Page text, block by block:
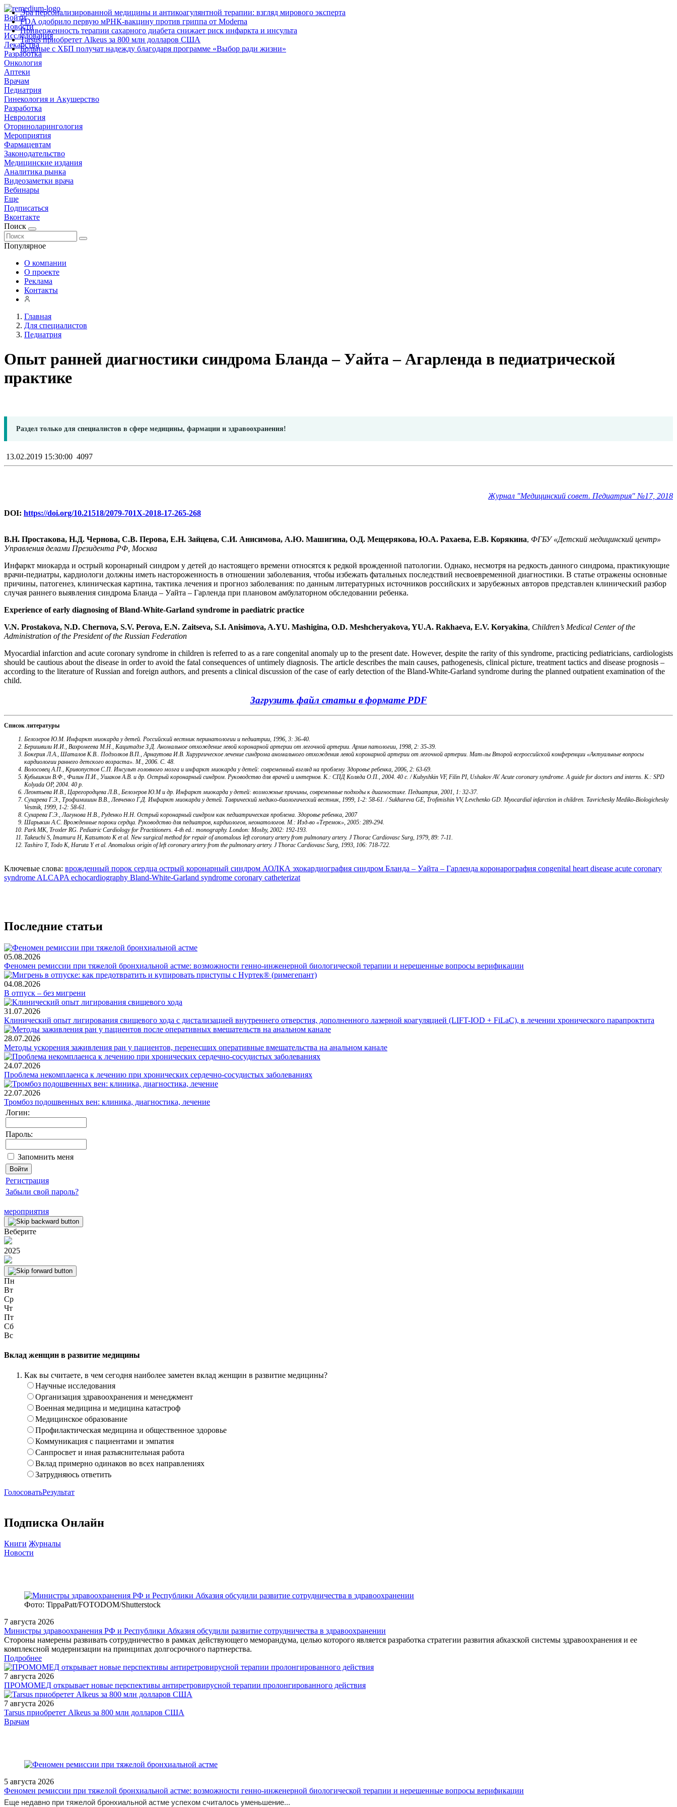
Войти
Новости
Исследования
Лекарства
Разработка
Онкология
Аптеки
Врачам
Педиатрия
Гинекология и Акушерство
Разработка
Неврология
Оториноларингология
Мероприятия
Фармацевтам
Законодательство
Медицинские издания
Аналитика рынка
Видеозаметки врача
Вебинары
Еще
Подписаться
Вконтакте
Поиск
Популярное
Эра персонализированной медицины и антикоагулянтной терапии: взгляд мирового эксперта
FDA одобрило первую мРНК‑вакцину против гриппа от Moderna
Приверженность терапии сахарного диабета снижает риск инфаркта и инсульта
Tarsus приобретет Alkeus за 800 млн долларов США
Больные с ХБП получат надежду благодаря программе «Выбор ради жизни»
О компании
О проекте
Реклама
Контакты
Главная
Для специалистов
Педиатрия
Опыт ранней диагностики синдрома Бланда – Уайта – Агарленда в педиатрической
практике
Раздел только для специалистов в сфере медицины, фармации и здравоохранения!
13.02.2019 15:30:00 4097
Журнал "Медицинский совет. Педиатрия" №17, 2018
DOI: https://doi.org/10.21518/2079-701X-2018-17-265-268
В.Н. Простакова, Н.Д. Чернова, С.В. Перова, Е.Н. Зайцева, С.И. Анисимова, А.Ю. Машигина, О.Д. Мещерякова, Ю.А. Рахаева, Е.В. Корякина, ФГБУ «Детский медицинский центр»
Управления делами Президента РФ, Москва
Инфаркт миокарда и острый коронарный синдром у детей до настоящего времени относятся к редкой врожденной патологии. Однако, несмотря на редкость данного синдрома, практикующие
врачи-педиатры, кардиологи должны иметь настороженность в отношении заболевания, чтобы избежать фатальных последствий несвоевременной диагностики. В статье отражены основные
причины, патогенез, клиническая картина, тактика лечения и прогноз заболевания: по данным литературных источников российских и зарубежных авторов представлен клинический разбор
случая раннего выявления синдрома Бланда – Уайта – Гарленда при плановом амбулаторном обследовании ребенка.
Experience of early diagnosing of Bland-White-Garland syndrome in paediatric practice
V.N. Prostakova, N.D. Chernova, S.V. Perova, E.N. Zaitseva, S.I. Anisimova, A.YU. Mashigina, O.D. Meshcheryakova, YU.A. Rakhaeva, E.V. Koryakina, Children’s Medical Center of the
Administration of the President of the Russian Federation
Myocardial infarction and acute coronary syndrome in children is referred to as a rare congenital anomaly up to the present date. However, despite the rarity of this syndrome, practicing pediatricians, cardiologists
should be cautious about the disease in order to avoid the fatal consequences of untimely diagnosis. The article describes the main causes, pathogenesis, clinical picture, treatment tactics and disease prognosis –
according to the literature of Russian and foreign authors, and presents a clinical discussion of the case of early detection of the Bland-White-Garland syndrome during the planned outpatient examination of the
child.
Загрузить файл статьи в формате PDF
Список литературы
Белозеров Ю.М. Инфаркт миокарда у детей. Российский вестник перинатологии и педиатрии, 1996, 3: 36-40.
Беришвили И.И., Вахромеева М.Н., Кацитадзе З.Д. Аномальное отхождение левой коронарной артерии от легочной артерии. Архив патологии, 1998, 2: 35-39.
Бокерия Л.А., Шаталов К.В.. Подзолков В.П., Арнаутова И.В. Хирургическое лечение синдрома аномального отхождения левой коронарной артерии от легочной артерии. Мат-лы Второй всероссийской конференции «Актуальные вопросы
кардиологии раннего детского возраста». М., 2006. С. 48.
Волосовец А.П., Кривопустов С.П. Инсульт головного мозга и инфаркт миокарда у детей: современный взгляд на проблему. Здоровье ребенка, 2006, 2: 63-69.
Кубышкин В.Ф., Филин П.И., Ушаков А.В. и др. Острый коронарный синдром. Руководство для врачей и интернов. К.: СПД Коляда О.П., 2004. 40 с. / Kubyshkin VF, Filin PI, Ushakov AV. Acute coronary syndrome. A guide for doctors and interns. K.: SPD
Kolyada OP, 2004. 40 p.
Леонтьева И.В., Царегородцева Л.В., Белозеров Ю.М и др. Инфаркт миокарда у детей: возможные причины, современные подходы к диагностике. Педиатрия, 2001, 1: 32-37.
Сухарева Г.Э., Трофимишин В.В., Левченко Г.Д. Инфаркт миокарда у детей. Таврический медико-биологический вестник, 1999, 1-2: 58-61. / Sukhareva GE, Trofimishin VV, Levchenko GD. Myocardial infarction in children. Tavrichesky Mediko-Biologichesky
Vestnik, 1999, 1-2: 58-61.
Сухарева Г.Э., Лагунова Н.В., Руденко Н.Н. Острый коронарный синдром как педиатрическая проблема. Здоровье ребенка, 2007
Шарыкин А.С. Врожденные пороки сердца. Руководство для педиатров, кардиологов, неонатологов. М.: Изд-во «Теремок», 2005: 289-294.
Park MK, Troxler RG. Pediatric Cardiology for Practitioners. 4-th ed.: monography. London: Mosby, 2002: 192-193.
Takeuchi S, Imamura H, Katsumoto K et al. New surgical method for repair of anomalous left coronary artery from pulmonary artery. J Thorac Cardiovasc Surg, 1979, 89: 7-11.
Tashiro T, Todo K, Haruta Y et al. Anomalous origin of left coronary artery from the pulmonary artery. J Thorac Cardiovasc Surg, 1993, 106: 718-722.
Ключевые слова: врожденный порок сердца острый коронарный синдром АОЛКА эхокардиография синдром Бланда – Уайта – Гарленда коронарография congenital heart disease acute coronary
syndrome ALCAPA echocardiography Bland-White-Garland syndrome coronary catheterizat
Последние статьи
05.08.2026
Феномен ремиссии при тяжелой бронхиальной астме: возможности генно-инженерной биологической терапии и нерешенные вопросы верификации
04.08.2026
В отпуск – без мигрени
31.07.2026
Клинический опыт лигирования свищевого хода с дистализацией внутреннего отверстия, дополненного лазерной коагуляцией (LIFT-IOD + FiLaC), в лечении хронического парапроктита
28.07.2026
Методы ускорения заживления ран у пациентов, перенесших оперативные вмешательства на анальном канале
24.07.2026
Проблема некомплаенса к лечению при хронических сердечно-сосудистых заболеваниях
22.07.2026
Тромбоз подошвенных вен: клиника, диагностика, лечение
Логин:
Пароль:
Запомнить меня
Регистрация
Забыли свой пароль?
мероприятия
Веберите
2025
Пн
Вт
Ср
Чт
Пт
Сб
Вс
Вклад женщин в развитие медицины
Как вы считаете, в чем сегодня наиболее заметен вклад женщин в развитие медицины?
Научные исследования
Организация здравоохранения и менеджмент
Военная медицина и медицина катастроф
Медицинское образование
Профилактическая медицина и общественное здоровье
Коммуникация с пациентами и эмпатия
Санпросвет и иная разъяснительная работа
Вклад примерно одинаков во всех направлениях
Затрудняюсь ответить
ГолосоватьРезультат
Подписка Онлайн
Книги Журналы
Новости
Фото: TippaPatt/FOTODOM/Shutterstock
7 августа 2026
Министры здравоохранения РФ и Республики Абхазия обсудили развитие сотрудничества в здравоохранении
Стороны намерены развивать сотрудничество в рамках действующего меморандума, целью которого является разработка стратегии развития абхазской системы здравоохранения и ее
комплексной модернизации на принципах долгосрочного партнерства.
Подробнее
7 августа 2026
ПРОМОМЕД открывает новые перспективы антиретровирусной терапии пролонгированного действия
7 августа 2026
Tarsus приобретет Alkeus за 800 млн долларов США
/doctor/pediatrics/Opyt_ranney_diagnostiki_sindroma_Blanda_Uayta_Agarlenda_v_pediatricheskoy_praktike/
Врачам
5 августа 2026
Феномен ремиссии при тяжелой бронхиальной астме: возможности генно-инженерной биологической терапии и нерешенные вопросы верификации
Еще недавно при тяжелой бронхиальной астме успехом считалось уменьшение...